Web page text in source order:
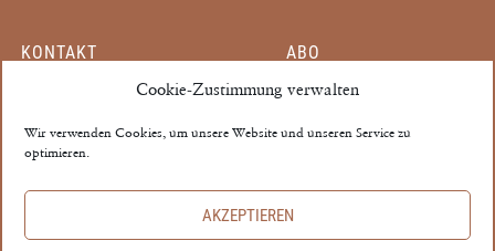
Cookie-Zustimmung verwalten
Wir verwenden Cookies, um unsere Website und unseren Service zu
optimieren.
AKZEPTIEREN
KONTAKT
PARTNER
MEDIADATEN
ABO
EINZELHEFT
MEIN KONTO
IMPRESSUM